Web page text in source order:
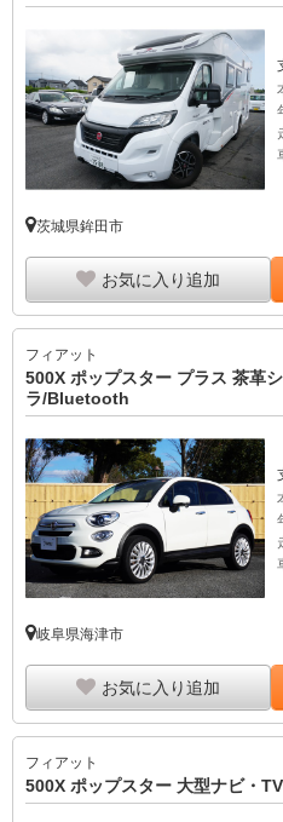
茨城県鉾田市
お気に入り追加
フィアット
500X ポップスター プラス 茶革
ラ/Bluetooth
岐阜県海津市
お気に入り追加
フィアット
500X ポップスター 大型ナビ・